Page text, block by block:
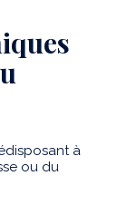
à
ou du